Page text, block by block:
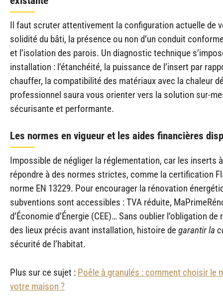
Il faut scruter attentivement la configuration actuelle de
solidité du bâti, la présence ou non d’un conduit
et l’isolation des parois. Un diagnostic technique
installation : l’étanchéité, la puissance de l’insert par
chauffer, la compatibilité des matériaux avec la chaleur
professionnel saura vous orienter vers la solution sur-
sécurisante et performante.
Les normes en vigueur et les aides financières
Impossible de négliger la réglementation, car les inserts
répondre à des normes strictes, comme la certification
norme EN 13229. Pour encourager la rénovation
subventions sont accessibles : TVA réduite,
d’Économie d’Énergie (CEE)… Sans oublier l’obligation
des lieux précis avant installation, histoire degarantir la
sécurité de l’habitat.
Plus sur ce sujet : Poêle à granulés : comment choisir le
votre maison ?